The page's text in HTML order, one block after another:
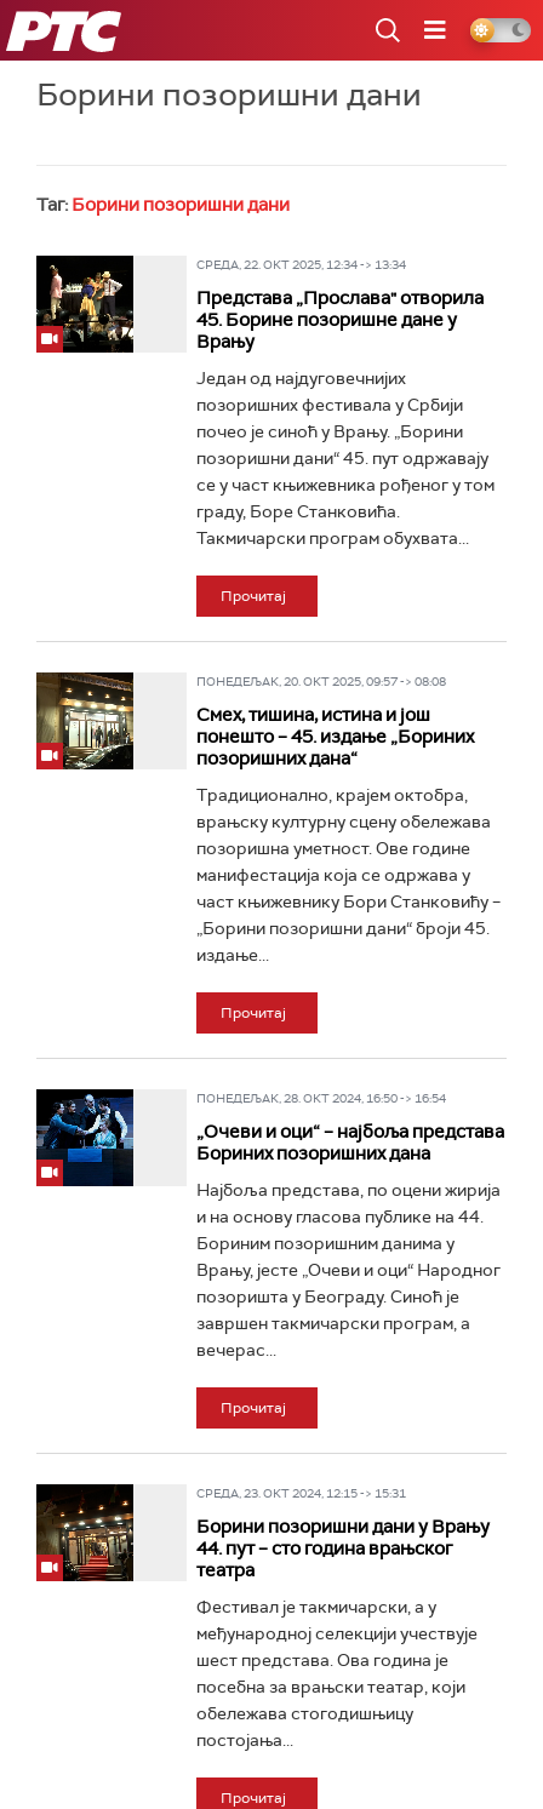
РТС
Борини позоришни дани
Таг: Борини позоришни дани
СРЕДА, 22. ОКТ 2025, 12:34 -> 13:34
Представа „Прослава" отворила
45. Борине позоришне дане у
Врању
Један од најдуговечнијих
позоришних фестивала у Србији
почео је синоћ у Врању. „Борини
позоришни дани“ 45. пут одржавају
се у част књижевника рођеног у том
граду, Боре Станковића.
Такмичарски програм обухвата...
Прочитај
ПОНЕДЕЉАК, 20. ОКТ 2025, 09:57 -> 08:08
Смех, тишина, истина и још
понешто – 45. издање „Бориних
позоришних дана“
Традиционално, крајем октобра,
врањску културну сцену обележава
позоришна уметност. Ове године
манифестација која се одржава у
част књижевнику Бори Станковићу –
„Борини позоришни дани“ броји 45.
издање...
Прочитај
ПОНЕДЕЉАК, 28. ОКТ 2024, 16:50 -> 16:54
„Очеви и оци“ – најбоља представа
Бориних позоришних дана
Најбоља представа, по оцени жирија
и на основу гласова публике на 44.
Бориним позоришним данима у
Врању, јесте „Очеви и оци“ Народног
позоришта у Београду. Синоћ је
завршен такмичарски програм, а
вечерас...
Прочитај
СРЕДА, 23. ОКТ 2024, 12:15 -> 15:31
Борини позоришни дани у Врању
44. пут – сто година врањског
театра
Фестивал је такмичарски, а у
међународној селекцији учествује
шест представа. Ова година је
посебна за врањски театар, који
обележава стогодишњицу
постојања...
Прочитај